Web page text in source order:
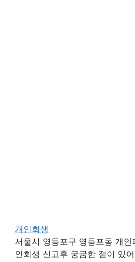
개인회생
서울시 영등포구 영등포동 개
인회생 신고후 궁굼한 점이 있